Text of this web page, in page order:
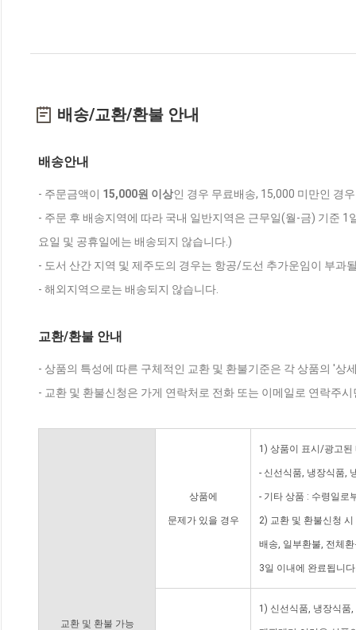
배송/교환/환불 안내
배송안내
- 주문금액이 15,000원 이상인 경우 무료배송, 15,000 미만인 경
- 주문 후 배송지역에 따라 국내 일반지역은 근무일(월-금) 기준
요일 및 공휴일에는 배송되지 않습니다.)
- 도서 산간 지역 및 제주도의 경우는 항공/도선 추가운임이 부과
- 해외지역으로는 배송되지 않습니다.
교환/환불 안내
- 상품의 특성에 따른 구체적인 교환 및 환불기준은 각 상품의 '상
- 교환 및 환불신청은 가게 연락처로 전화 또는 이메일로 연락주
교환 및 환불 가능
상품에
문제가 있을 경우
1) 상품이 표시/광고된
- 신선식품, 냉장식품,
- 기타 상품 : 수령일로
2) 교환 및 환불신청
배송, 일부환불, 전체
3일 이내에 완료됩니
1) 신선식품, 냉장식품